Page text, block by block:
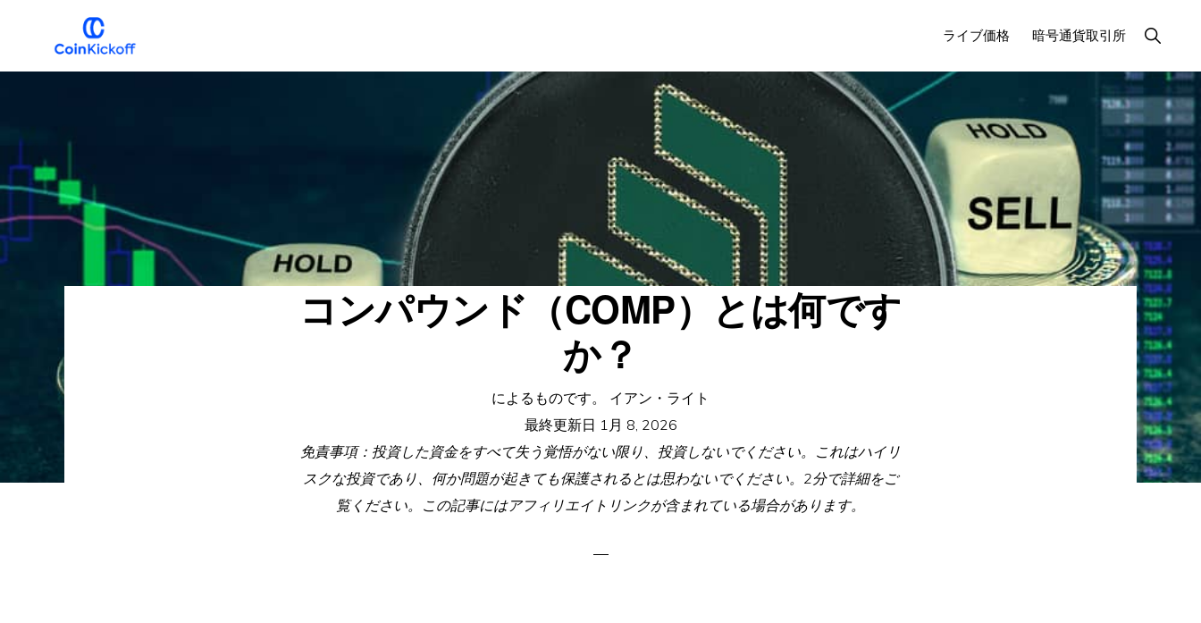
ナ
ー
シ
ョ
ン
テ
ン
ツ
COIN
フ
ライブ価格 暗号通貨取引所 検
索
表
す
コンパウンド（COMP）とは何です
か？
によるものです。 イアン・ライト
最終更新日 1月 8, 2026
免責事項：投資した資金をすべて失う覚悟がない限り、投資しないでください。これはハイリ
スクな投資であり、何か問題が起きても保護されるとは思わないでください。2分で詳細をご
覧ください。この記事にはアフィリエイトリンクが含まれている場合があります。